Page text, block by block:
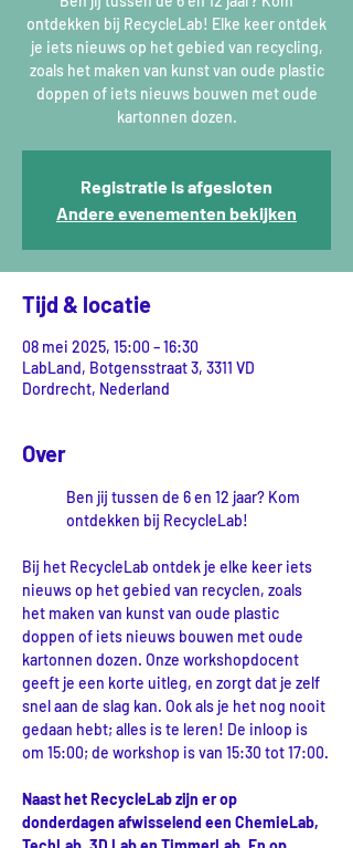
ontdekken bij RecycleLab! Elke keer ontdek
je iets nieuws op het gebied van recycling,
zoals het maken van kunst van oude plastic
doppen of iets nieuws bouwen met oude
kartonnen dozen.
Registratie is afgesloten
Andere evenementen bekijken
Tijd & locatie
08 mei 2025, 15:00 – 16:30
LabLand, Botgensstraat 3, 3311 VD
Dordrecht, Nederland
Over
Ben jij tussen de 6 en 12 jaar? Kom
ontdekken bij RecycleLab!
Bij het RecycleLab ontdek je elke keer iets
nieuws op het gebied van recyclen, zoals
het maken van kunst van oude plastic
doppen of iets nieuws bouwen met oude
kartonnen dozen. Onze workshopdocent
geeft je een korte uitleg, en zorgt dat je zelf
snel aan de slag kan. Ook als je het nog nooit
gedaan hebt; alles is te leren! De inloop is
om 15:00; de workshop is van 15:30 tot 17:00.
Naast het RecycleLab zijn er op
donderdagen afwisselend een ChemieLab,